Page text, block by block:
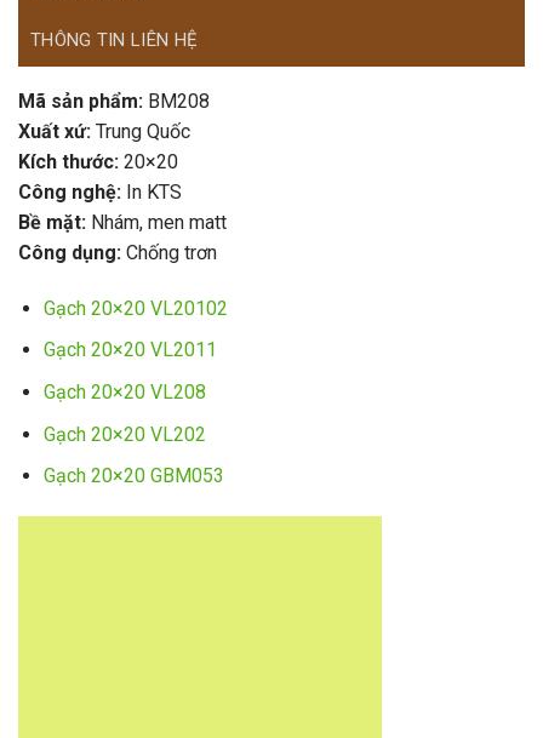
THÔNG TIN LIÊN HỆ
Mã sản phẩm: BM208
Xuất xứ: Trung Quốc
Kích thước: 20×20
Công nghệ: In KTS
Bề mặt: Nhám, men matt
Công dụng: Chống trơn
Gạch 20×20 VL20102
Gạch 20×20 VL2011
Gạch 20×20 VL208
Gạch 20×20 VL202
Gạch 20×20 GBM053